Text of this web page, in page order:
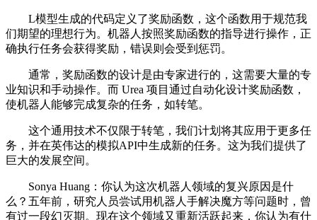
L模型生成的代码定义了奖励函数，这个函数用于规范我
们期望的理想行为。机器人按照奖励函数的指导进行操作，正
确执行任务会获得奖励，错误则会受到惩罚。
通常，奖励函数的设计是由专家进行的，这需要大量的专
业知识和手动操作。而 Urea 项目通过自动化设计奖励函数，
使机器人能够完成复杂的任务，如转笔。
这个通用技术不仅限于转笔，我们计划将其应用于更多任
务，并在英伟达的模拟API中生成新的任务。这为我们提供了
巨大的发展空间。
Sonya Huang：你认为这次机器人领域的复兴原因是什
么？五年前，研究人员尝试用机器人手解决魔方等问题时，曾
有过一段幻灭期。现在这个领域又重新活跃起来，你认为有什